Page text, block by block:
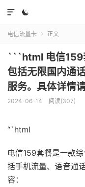


电信流量卡  正文
```html 电信159
包括无限国内通
服务。具体详情
2024-06-14 阅读(307)
“`html
电信159套餐是一款
括手机流量、语音通
容：